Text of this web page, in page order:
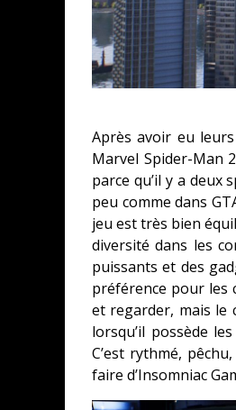
Après avoir eu
Marvel Spider-Man
parce qu’il y a deux
peu comme dans
jeu est très bien
diversité dans les
puissants et des
préférence pour les
et regarder, mais le
lorsqu’il possède
C’est rythmé,
faire d’Insomniac